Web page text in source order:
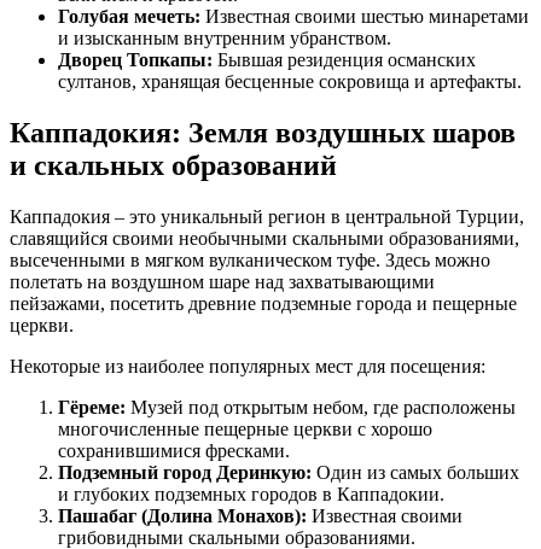
Голубая мечеть: Известная своими шестью минаретами
и изысканным внутренним убранством.
Дворец Топкапы: Бывшая резиденция османских
султанов, хранящая бесценные сокровища и артефакты.
Каппадокия: Земля воздушных шаров
и скальных образований
Каппадокия – это уникальный регион в центральной Турции,
славящийся своими необычными скальными образованиями,
высеченными в мягком вулканическом туфе. Здесь можно
полетать на воздушном шаре над захватывающими
пейзажами, посетить древние подземные города и пещерные
церкви.
Некоторые из наиболее популярных мест для посещения:
Гёреме: Музей под открытым небом, где расположены
многочисленные пещерные церкви с хорошо
сохранившимися фресками.
Подземный город Деринкую: Один из самых больших
и глубоких подземных городов в Каппадокии.
Пашабаг (Долина Монахов): Известная своими
грибовидными скальными образованиями.